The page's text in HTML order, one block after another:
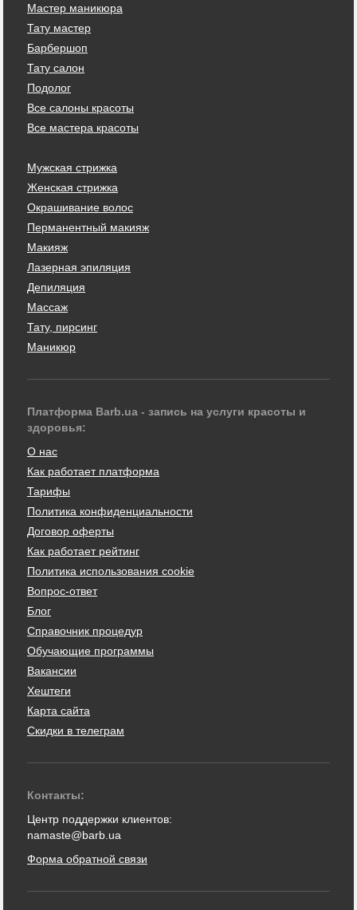
Мастер маникюра
Тату мастер
Барбершоп
Тату салон
Подолог
Все салоны красоты
Все мастера красоты
Мужская стрижка
Женская стрижка
Окрашивание волос
Перманентный макияж
Макияж
Лазерная эпиляция
Депиляция
Массаж
Тату, пирсинг
Маникюр
Платформа Barb.ua - запись на услуги красоты и
здоровья:
О нас
Как работает платформа
Тарифы
Политика конфиденциальности
Договор оферты
Как работает рейтинг
Политика использования cookie
Вопрос-ответ
Блог
Справочник процедур
Обучающие программы
Вакансии
Хештеги
Карта сайта
Скидки в телеграм
Контакты:
Центр поддержки клиентов:
namaste@barb.ua
Форма обратной связи